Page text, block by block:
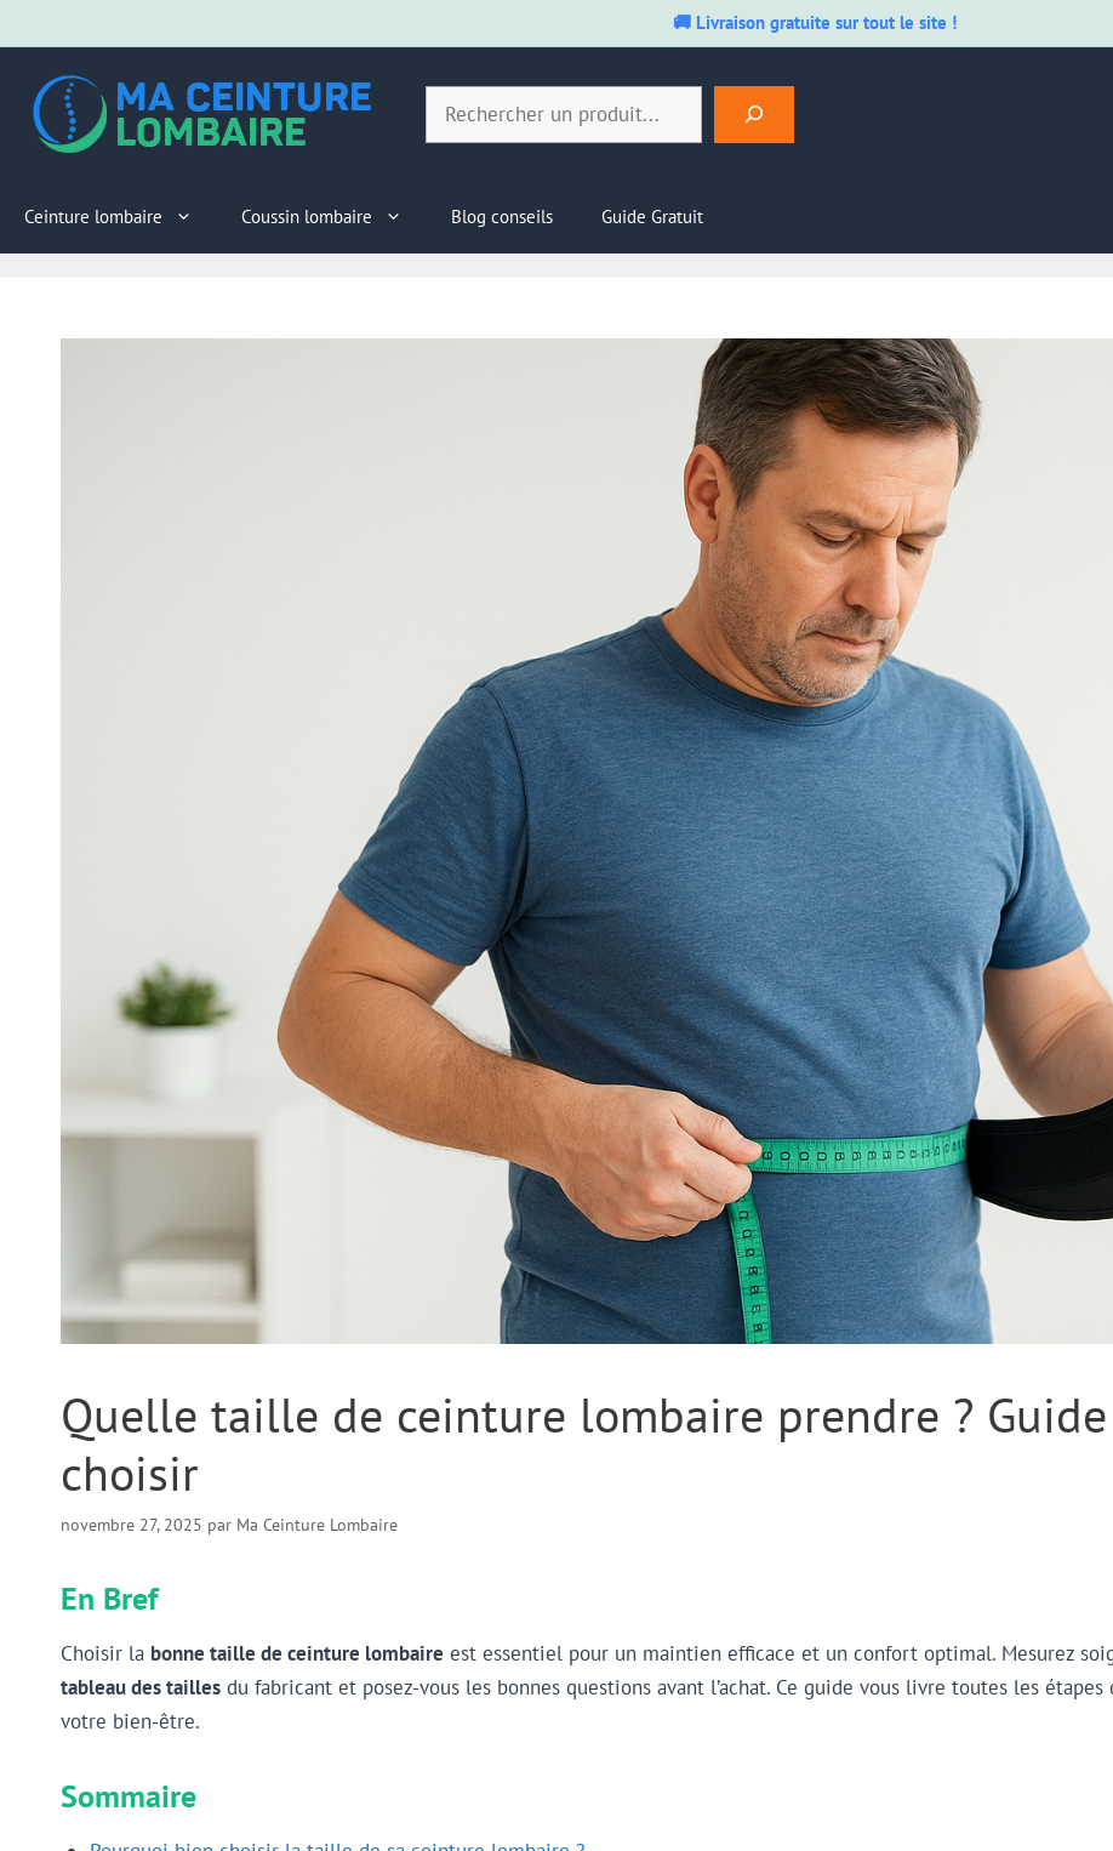
🚚 Livraison gratuite sur tout le site !
contenu
Ceinture lombaire Coussin lombaire Blog conseils Guide Gratuit
Quelle taille de ceinture lombaire prendre ?
choisir
novembre 27, 2025 par Ma Ceinture Lombaire
En Bref
Choisir la bonne taille de ceinture lombaire est essentiel pour un maintien efficace et un confort optimal. Mesurez
tableau des tailles du fabricant et posez-vous les bonnes questions avant l’achat. Ce guide vous livre toutes les
votre bien-être.
Sommaire